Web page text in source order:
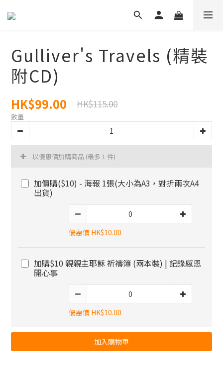
Gulliver's Travels (精裝
附CD)
HK$99.00 HK$115.00
數量
以優惠價加購商品 (最多 1 件)
加價購($10) - 海報 1張(大小為A3，對折兩次A4
出貨)
優惠價 HK$10.00
加購$10 親親主耶穌 祈禱簿 (兩本裝) | 記錄感恩
開心事
優惠價 HK$10.00
加入購物車